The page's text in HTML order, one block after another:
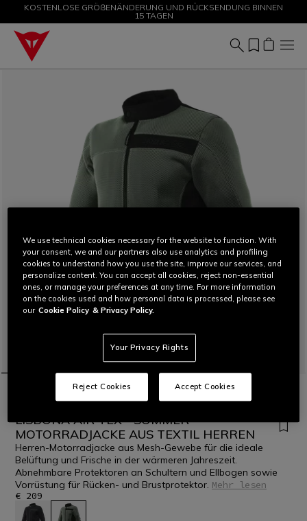
SALE BIS ZU -50 % – JETZT SHOPPEN
KOSTENLOSE GRÖßENÄNDERUNG UND RÜCKSENDUNG BINNEN
15 TAGEN
MOTORRAD JACKEN TEXTIL
NEU EINGETROFFEN
LISBONA AIR TEX - SOMMER-
MOTORRADJACKE AUS TEXTIL HERREN
Herren-Motorradjacke aus Mesh-Gewebe für die ideale
Belüftung und Frische in der wärmeren Jahreszeit.
Abnehmbare Protektoren an Schultern und Ellbogen sowie
Vorrüstung für Rücken- und Brustprotektor. Mehr lesen
€ 209
We use technical cookies necessary for the website to function. With
your consent, we and our partners also use analytics and profiling
cookies to understand how you use the site, improve our services, and
personalize content. You can accept all cookies, reject non-essential
ones, or manage your preferences at any time. For more information
on the cookies used and how personal data is processed, please see
our Cookie Policy & Privacy Policy.
Your Privacy Rights
Reject Cookies Accept Cookies